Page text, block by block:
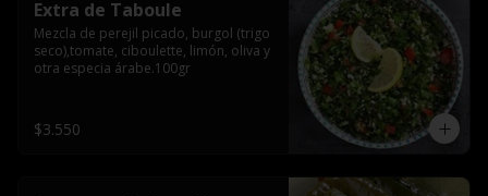
Extra de Taboule
Mezcla de perejil picado, burgol (trigo
seco),tomate, ciboulette, limón, oliva y
otra especia árabe.100gr
$3.550